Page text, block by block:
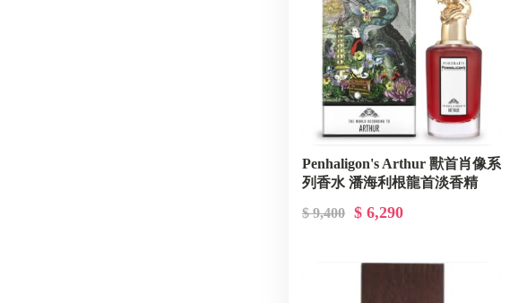
Penhaligon's Arthur 獸首肖像系
列香水 潘海利根龍首淡香精
$ 9,400 $ 6,290